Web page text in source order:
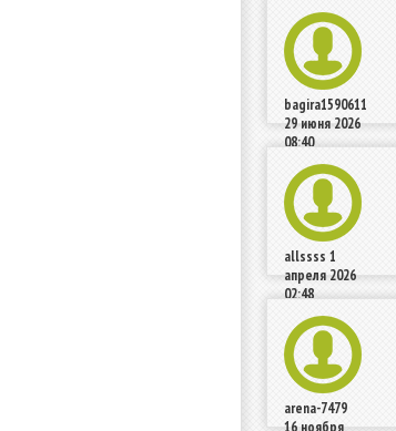
bagira1590611
29 июня 2026
08:40
allssss 1
апреля 2026
02:48
arena-7479
16 ноября